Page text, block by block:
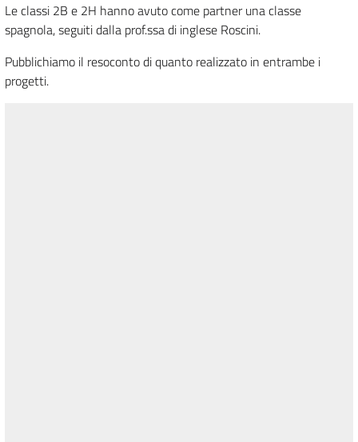
Le classi 2B e 2H hanno avuto come partner una classe
spagnola, seguiti dalla prof.ssa di inglese Roscini.
Pubblichiamo il resoconto di quanto realizzato in entrambe i
progetti.